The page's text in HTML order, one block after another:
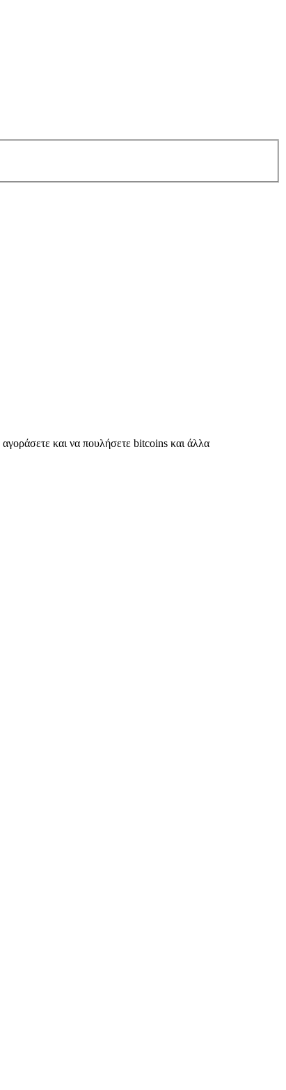
και να πουλήσετε bitcoins και άλλα